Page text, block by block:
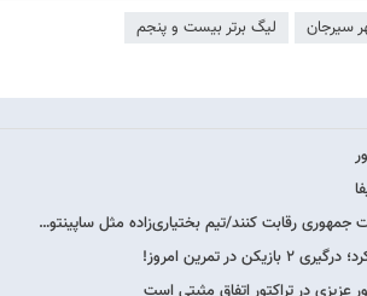
سیرجان لیگ برتر بیست و پنجم
رقابت کنند/تیم بختیاری‌زاده مثل ساپینتو…